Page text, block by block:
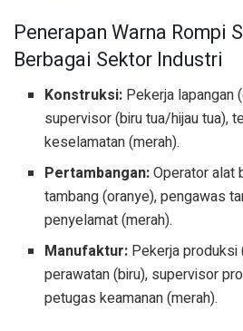
Penerapan Warna Rompi
Berbagai Sektor Industri
Konstruksi: Pekerja lapangan
supervisor (biru tua/hijau tua),
keselamatan (merah).
Pertambangan:Operator alat
tambang (oranye), pengawas
penyelamat (merah).
Manufaktur: Pekerja produksi
perawatan (biru), supervisor
petugas keamanan (merah).